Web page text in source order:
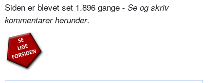
Siden er blevet set 1.896 gange - Se og skriv
kommentarer herunder.